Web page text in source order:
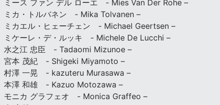
ミース ファン デル ローエ - Mies Van Der Rohe –
ミカ・トルバネン - Mika Tolvanen –
ミカエル・ヒェーチェン - Michael Geertsen –
ミケーレ・デ・ルッキ - Michele De Lucchi –
水之江 忠臣 - Tadaomi Mizunoe –
宮本 茂紀 - Shigeki Miyamoto –
村澤 一晃 - kazuteru Murasawa –
本澤 和雄 - Kazuo Motozawa –
モニカ グラフェオ - Monica Graffeo –